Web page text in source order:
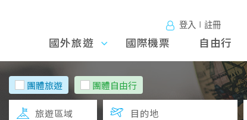
登入∣註冊
國外旅
遊
國外旅遊 國際機票 自由行
團體旅遊 團體自由行
旅遊區域 目的地